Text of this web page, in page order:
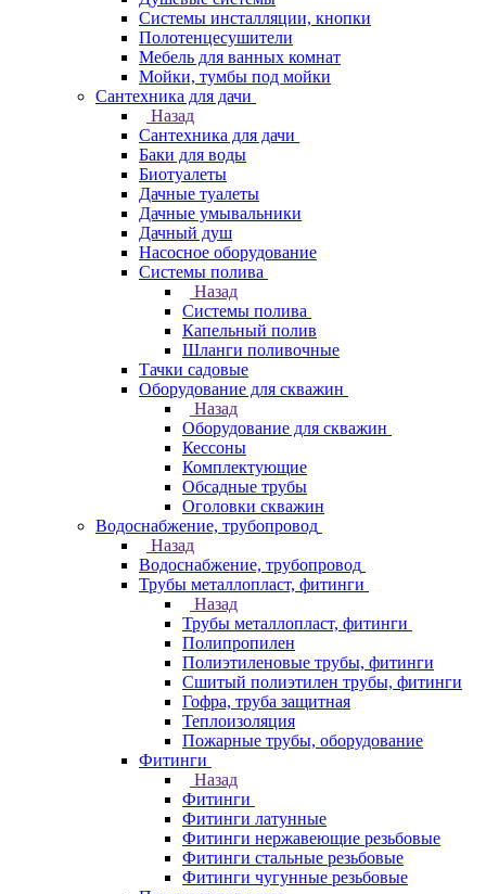
Системы инсталляции, кнопки
Полотенцесушители
Мебель для ванных комнат
Мойки, тумбы под мойки
Сантехника для дачи
Назад
Сантехника для дачи
Баки для воды
Биотуалеты
Дачные туалеты
Дачные умывальники
Дачный душ
Насосное оборудование
Системы полива
Назад
Системы полива
Капельный полив
Шланги поливочные
Тачки садовые
Оборудование для скважин
Назад
Оборудование для скважин
Кессоны
Комплектующие
Обсадные трубы
Оголовки скважин
Водоснабжение, трубопровод
Назад
Водоснабжение, трубопровод
Трубы металлопласт, фитинги
Назад
Трубы металлопласт, фитинги
Полипропилен
Полиэтиленовые трубы, фитинги
Сшитый полиэтилен трубы, фитинги
Гофра, труба защитная
Теплоизоляция
Пожарные трубы, оборудование
Фитинги
Назад
Фитинги
Фитинги латунные
Фитинги нержавеющие резьбовые
Фитинги стальные резьбовые
Фитинги чугунные резьбовые